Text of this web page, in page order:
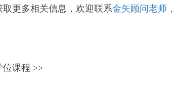
更多相关信息，欢迎联系金矢顾问老师
位课程 >>